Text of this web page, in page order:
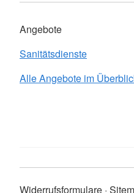
Angebote
Sanitätsdienste
Alle Angebote im
Widerrufsformulare